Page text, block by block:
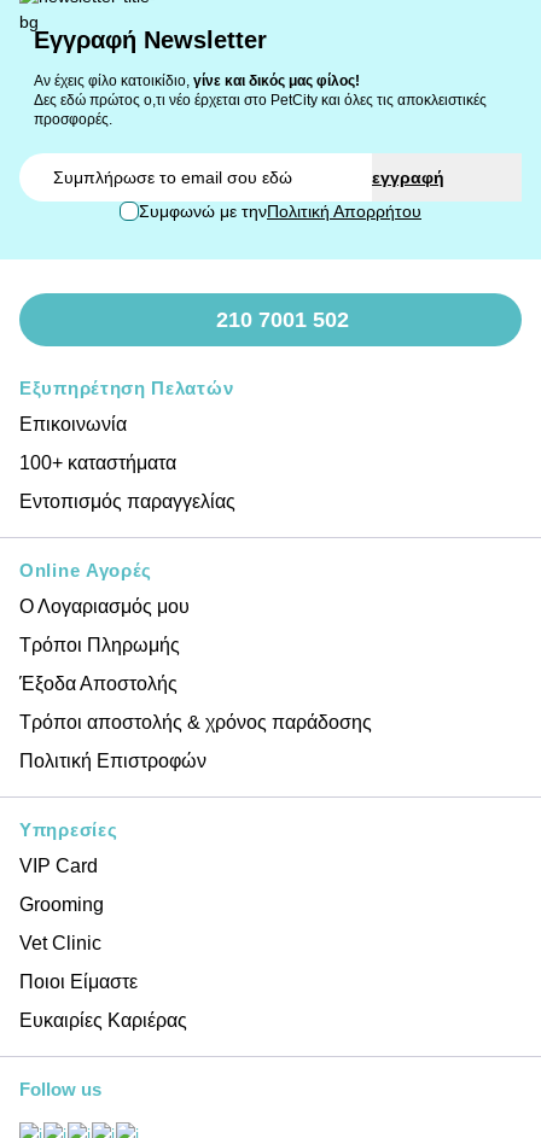
Εγγραφή Newsletter
Αν έχεις φίλο κατοικίδιο, γίνε και δικός μας φίλος!
Δες εδώ πρώτος ο,τι νέο έρχεται στο PetCity και όλες τις αποκλειστικές
προσφορές.
εγγραφή
Συμφωνώ με τηνΠολιτική Απορρήτου
210 7001 502
Εξυπηρέτηση Πελατών
Επικοινωνία
100+ καταστήματα
Εντοπισμός παραγγελίας
Online Αγορές
Ο Λογαριασμός μου
Τρόποι Πληρωμής
Έξοδα Αποστολής
Τρόποι αποστολής & χρόνος παράδοσης
Πολιτική Επιστροφών
Υπηρεσίες
VIP Card
Grooming
Vet Clinic
Ποιοι Είμαστε
Ευκαιρίες Καριέρας
Follow us